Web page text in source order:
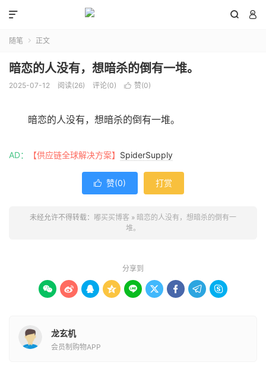
 

随笔  正文
暗恋的人没有，想暗杀的倒有一堆。
2025-07-12 阅读(26) 评论(0)  赞(0)
暗恋的人没有，想暗杀的倒有一堆。
AD： 【供应链全球解决方案】 SpiderSupply
 赞(0) 打赏
未经允许不得转载： 嘟买买博客 » 暗恋的人没有，想暗杀的倒有一
堆。
分享到
        
龙玄机
会员制购物APP